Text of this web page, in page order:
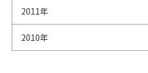
2011年
2010年